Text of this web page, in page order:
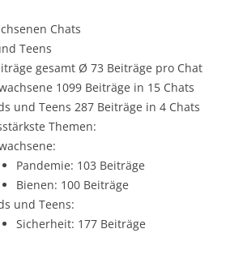
Chats
Teens
gesamt Ø 73 Beiträge pro Chat
1099 Beiträge in 15 Chats
und Teens 287 Beiträge in 4 Chats
Themen:
Pandemie: 103 Beiträge
Bienen: 100 Beiträge
und Teens:
Sicherheit: 177 Beiträge